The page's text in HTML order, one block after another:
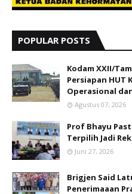
POPULAR POSTS
Kodam XXII/
Persiapan HUT
Operasional
Agustus 07, 2026
Prof Bhayu
Terpilih Jadi
Juni 27, 2026
Brigjen Said
Penerimaaan